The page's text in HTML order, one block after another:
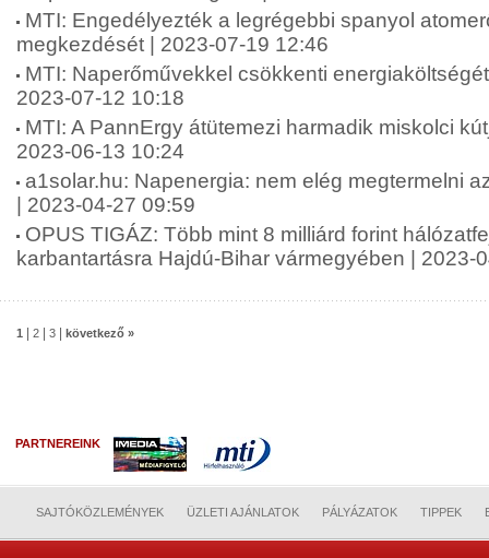
MTI: Engedélyezték a legrégebbi spanyol
megkezdését | 2023-07-19 12:46
MTI: Naperőművekkel csökkenti
2023-07-12 10:18
MTI: A PannErgy átütemezi harmadik miskolci
2023-06-13 10:24
a1solar.hu: Napenergia: nem elég megtermelni
| 2023-04-27 09:59
OPUS TIGÁZ: Több mint 8 milliárd forint
karbantartásra Hajdú-Bihar vármegyében | 2023-
1 2 3 következő »
PARTNEREINK
SAJTÓKÖZLEMÉNYEK ÜZLETI AJÁNLATOK PÁLYÁZATOK TIPPEK